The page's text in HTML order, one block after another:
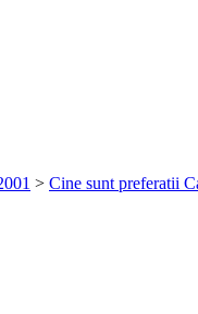
> Cine sunt preferatii